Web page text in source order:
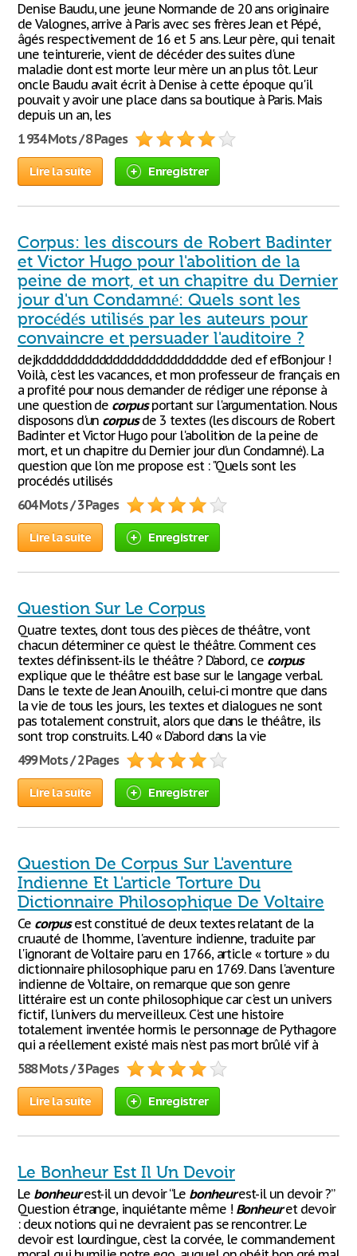
Denise Baudu, une jeune Normande de 20 ans originaire
de Valognes, arrive à Paris avec ses frères Jean et Pépé,
âgés respectivement de 16 et 5 ans. Leur père, qui tenait
une teinturerie, vient de décéder des suites d'une
maladie dont est morte leur mère un an plus tôt. Leur
oncle Baudu avait écrit à Denise à cette époque qu'il
pouvait y avoir une place dans sa boutique à Paris. Mais
depuis un an, les
1 934 Mots / 8 Pages
Lire la suite Enregistrer
Corpus: les discours de Robert Badinter
et Victor Hugo pour l'abolition de la
peine de mort, et un chapitre du Dernier
jour d'un Condamné: Quels sont les
procédés utilisés par les auteurs pour
convaincre et persuader l'auditoire ?
dejkddddddddddddddddddddddddde ded ef efBonjour !
Voilà, c'est les vacances, et mon professeur de français en
a profité pour nous demander de rédiger une réponse à
une question de corpusportant sur l'argumentation. Nous
disposons d'un corpusde 3 textes (les discours de Robert
Badinter et Victor Hugo pour l'abolition de la peine de
mort, et un chapitre du Dernier jour d'un Condamné). La
question que l'on me propose est : "Quels sont les
procédés utilisés
604 Mots / 3 Pages
Lire la suite Enregistrer
Question Sur Le Corpus
Quatre textes, dont tous des pièces de théâtre, vont
chacun déterminer ce qu’est le théâtre. Comment ces
textes définissent-ils le théâtre ? D’abord, ce corpus
explique que le théâtre est base sur le langage verbal.
Dans le texte de Jean Anouilh, celui-ci montre que dans
la vie de tous les jours, les textes et dialogues ne sont
pas totalement construit, alors que dans le théâtre, ils
sont trop construits. L40 « D’abord dans la vie
499 Mots / 2 Pages
Lire la suite Enregistrer
Question De Corpus Sur L'aventure
Indienne Et L'article Torture Du
Dictionnaire Philosophique De Voltaire
Ce corpusest constitué de deux textes relatant de la
cruauté de l'homme, l'aventure indienne, traduite par
l'ignorant de Voltaire paru en 1766, article « torture » du
dictionnaire philosophique paru en 1769. Dans l'aventure
indienne de Voltaire, on remarque que son genre
littéraire est un conte philosophique car c'est un univers
fictif, l'univers du merveilleux. C'est une histoire
totalement inventée hormis le personnage de Pythagore
qui a réellement existé mais n'est pas mort brûlé vif à
588 Mots / 3 Pages
Lire la suite Enregistrer
Le Bonheur Est Il Un Devoir
Le bonheurest-il un devoir “Le bonheurest-il un devoir ?”
Question étrange, inquiétante même ! Bonheuret devoir
: deux notions qui ne devraient pas se rencontrer. Le
devoir est lourdingue, c’est la corvée, le commandement